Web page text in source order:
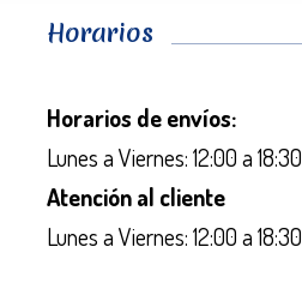
Horarios
Horarios de envíos:
Lunes a Viernes: 12:00 a 18:30
Atención al cliente
Lunes a Viernes: 12:00 a 18:30